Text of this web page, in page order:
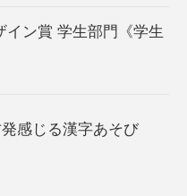
イン賞 学生部門《学生
感じる漢字あそび